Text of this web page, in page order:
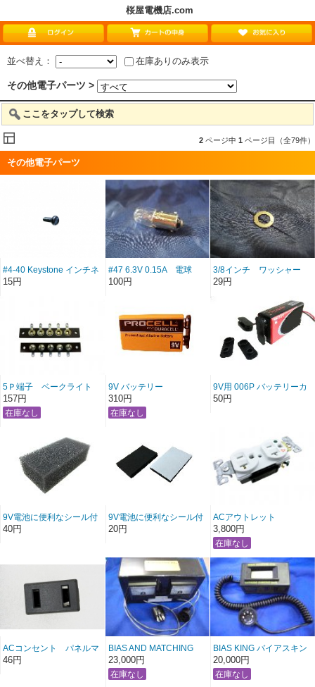
桜屋電機店.com
並べ替え： 在庫ありのみ表示
その他電子パーツ >
ここをタップして検索
2 ページ中 1 ページ目（全79件）
その他電子パーツ
#4-40 Keystone インチネ
ジ マイナス頭 slotted 首下
15円
#47 6.3V 0.15A 電球
100円
3/8インチ ワッシャー
29円
5Ｐ端子 ベークライト
157円
9V バッテリー
DURACELL PROCELL
006P アルカリ乾電池 エ
フェクター・計測器・テ
310円
9V用 006P バッテリーカ
バー 電池キャップ
50円
9V電池に便利なシール付
きスポンジ SCM-4
40円
9V電池に便利なシール付
きネオプレーンスポンジ
20円
ACアウトレット
COOPER/ARROW HART
非メッキ・ホスピタルグ
レード
3,800円
ACコンセント パネルマ
ウント ミヤマ
46円
BIAS AND MATCHING
METER ALESSANDRO
23,000円
BIAS KING バイアスキン
グ チューブテスター
20,000円